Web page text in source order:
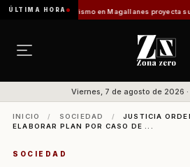
ÚLTIMA HORA
Vladilo] Turismo en Magallanes proyecta su
Viernes, 7 de agosto de 2026
INICIO / SOCIEDAD /
JUSTICIA
ELABORAR PLAN POR CASO DE ...
SOCIEDAD